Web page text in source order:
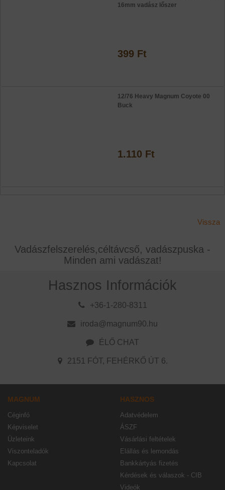
16mm vadász lőszer
399 Ft
12/76 Heavy Magnum Coyote 00
Buck
1.110 Ft
Vissza
Vadászfelszerelés,céltávcső, vadászpuska -
Minden ami vadászat!
Hasznos Információk
+36-1-280-8311
iroda@magnum90.hu
ÉLŐ CHAT
2151 FÓT, FEHÉRKŐ ÚT 6.
MAGNUM
Céginfó
Képviselet
Üzleteink
Viszonteladók
Kapcsolat
HASZNOS
Adatvédelem
ÁSZF
Vásárlási feltételek
Elállás és lemondás
Bankkártyás fizetés
Kérdések és válaszok - CIB
Videók